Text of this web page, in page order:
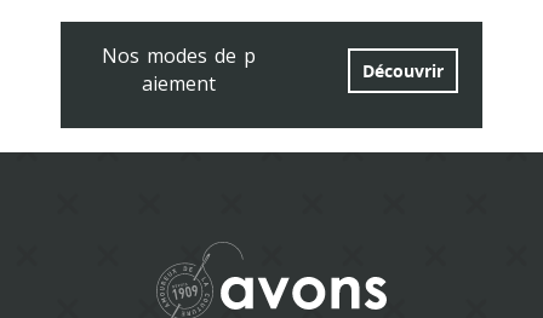
Nos modes de p
aiement
Découvrir